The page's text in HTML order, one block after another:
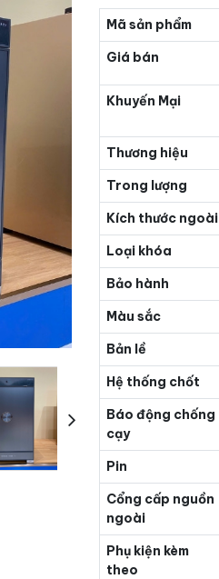
Mã sản phẩm
Giá bán
Khuyến Mại
Thương hiệu
Trong lượng
Kích thước ngoài
Loại khóa
Bảo hành
Màu sắc
Bản lề
Hệ thống chốt
Báo động chống
cạy
Pin
Cổng cấp nguồn
ngoài
Phụ kiện kèm
theo